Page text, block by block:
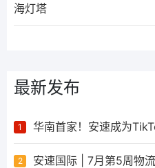
海灯塔
最新发布
1 华南首家！安速成为
2 安速国际 | 7月第5周物